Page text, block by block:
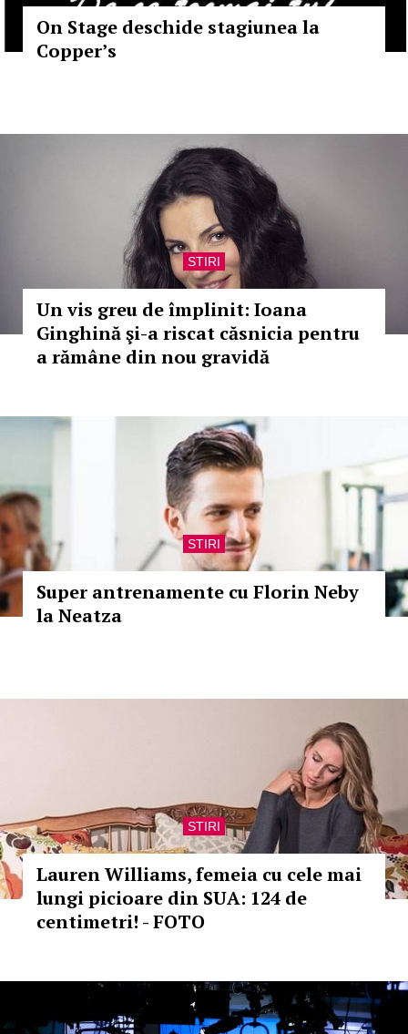
On Stage deschide stagiunea la
Copper’s
STIRI
Un vis greu de împlinit: Ioana
Ginghină şi-a riscat căsnicia pentru
a rămâne din nou gravidă
STIRI
Super antrenamente cu Florin Neby
la Neatza
STIRI
Lauren Williams, femeia cu cele mai
lungi picioare din SUA: 124 de
centimetri! - FOTO